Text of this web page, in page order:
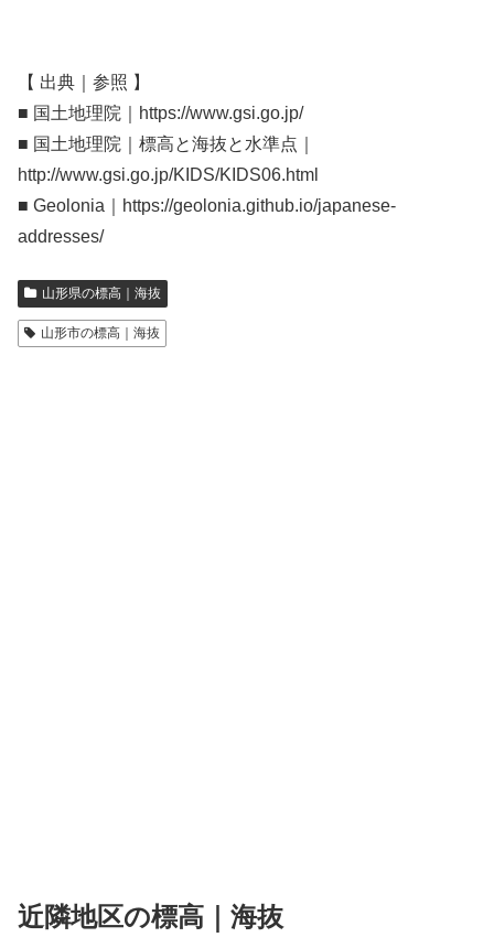
【 出典｜参照 】
■ 国土地理院｜https://www.gsi.go.jp/
■ 国土地理院｜標高と海抜と水準点｜
http://www.gsi.go.jp/KIDS/KIDS06.html
■ Geolonia｜https://geolonia.github.io/japanese-
addresses/
山形県の標高｜海抜
山形市の標高｜海抜
近隣地区の標高｜海抜